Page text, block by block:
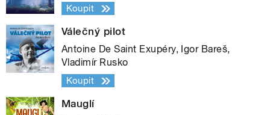
Koupit
Válečný pilot
Antoine De Saint Exupéry, Igor Bareš,
Vladimír Rusko
Koupit
Mauglí